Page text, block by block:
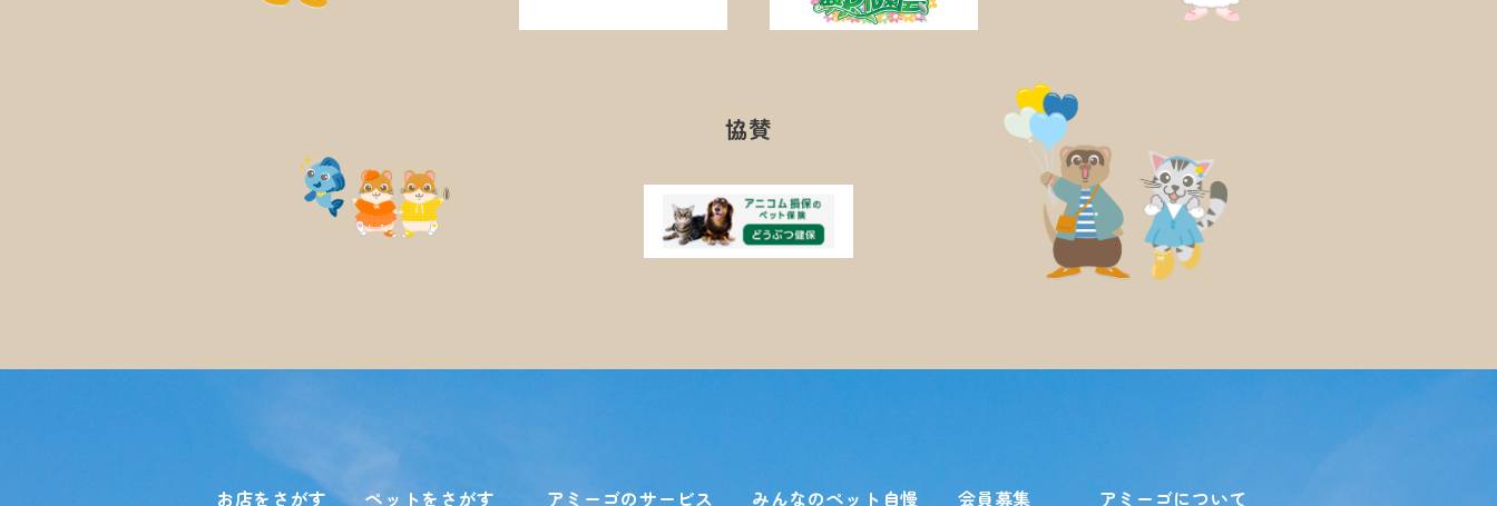
協賛
お店をさがす ペットをさがす アミーゴのサービス
みんなのペット自慢
会員募集 アミーゴについて